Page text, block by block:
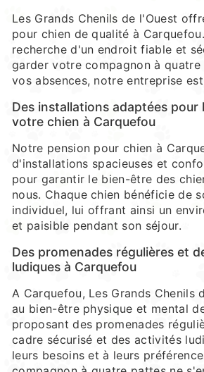
Les Grands Chenils de l'Ouest
pour chien de qualité à
recherche d'un endroit fiable et
garder votre compagnon à
vos absences, notre entreprise
Des installations adaptées pour
votre chien à Carquefou
Notre pension pour chien à
d'installations spacieuses et
pour garantir le bien-être des
nous. Chaque chien bénéficie de
individuel, lui offrant ainsi un
et paisible pendant son séjour.
Des promenades régulières et
ludiques à Carquefou
A Carquefou, Les Grands Chenils
au bien-être physique et mental
proposant des promenades
cadre sécurisé et des activités
leurs besoins et à leurs